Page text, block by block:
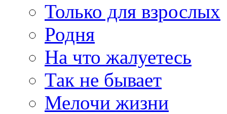
Только для взрослых
Родня
На что жалуетесь
Так не бывает
Мелочи жизни